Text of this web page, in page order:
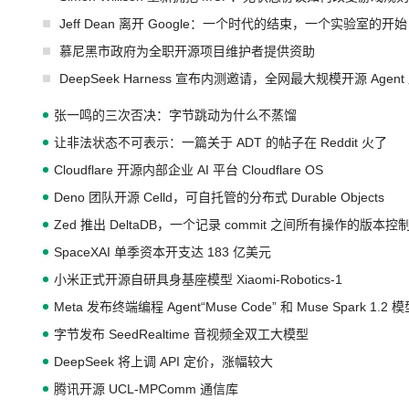
Jeff Dean 离开 Google：一个时代的结束，一个实验室的开始
慕尼黑市政府为全职开源项目维护者提供资助
DeepSeek Harness 宣布内测邀请，全网最大规模开源 Agent
张一鸣的三次否决：字节跳动为什么不蒸馏
让非法状态不可表示：一篇关于 ADT 的帖子在 Reddit 火了
Cloudflare 开源内部企业 AI 平台 Cloudflare OS
Deno 团队开源 Celld，可自托管的分布式 Durable Objects
Zed 推出 DeltaDB，一个记录 commit 之间所有操作的版本控
SpaceXAI 单季资本开支达 183 亿美元
小米正式开源自研具身基座模型 Xiaomi-Robotics-1
Meta 发布终端编程 Agent“Muse Code” 和 Muse Spark 1.2 模
字节发布 SeedRealtime 音视频全双工大模型
DeepSeek 将上调 API 定价，涨幅较大
腾讯开源 UCL-MPComm 通信库